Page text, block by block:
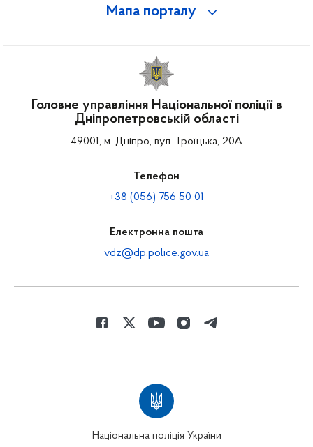
Мапа порталу
Головне управління Національної поліції в
Дніпропетровській області
49001, м. Дніпро, вул. Троїцька, 20А
Телефон
+38 (056) 756 50 01
Електронна пошта
vdz@dp.police.gov.ua
Національна поліція України